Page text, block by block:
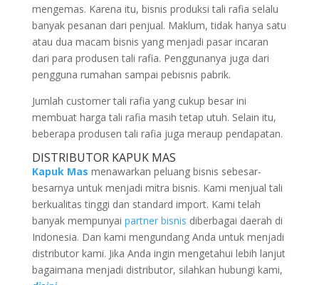
mengemas. Karena itu, bisnis produksi tali rafia selalu
banyak pesanan dari penjual. Maklum, tidak hanya satu
atau dua macam bisnis yang menjadi pasar incaran
dari para produsen tali rafia. Penggunanya juga dari
pengguna rumahan sampai pebisnis pabrik.
Jumlah customer tali rafia yang cukup besar ini
membuat harga tali rafia masih tetap utuh. Selain itu,
beberapa produsen tali rafia juga meraup pendapatan.
DISTRIBUTOR KAPUK MAS
Kapuk Mas menawarkan peluang bisnis sebesar-
besarnya untuk menjadi mitra bisnis. Kami menjual tali
berkualitas tinggi dan standard import. Kami telah
banyak mempunyai partner bisnis diberbagai daerah di
Indonesia. Dan kami mengundang Anda untuk menjadi
distributor kami. Jika Anda ingin mengetahui lebih lanjut
bagaimana menjadi distributor, silahkan hubungi kami,